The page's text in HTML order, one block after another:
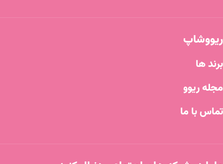
ریووشاپ
برند ها
مجله ریوو
تماس با ما